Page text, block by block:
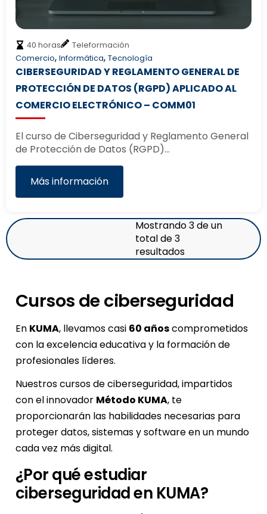
40 horas
Teleformación
Comercio, Informática, Tecnología
CIBERSEGURIDAD Y REGLAMENTO GENERAL DE
PROTECCIÓN DE DATOS (RGPD) APLICADO AL
COMERCIO ELECTRÓNICO – COMM01
El curso de Ciberseguridad y Reglamento General
de Protección de Datos (RGPD)…
Más información
Mostrando 3 de un
total de 3
resultados
Cursos de ciberseguridad
En KUMA, llevamos casi 60 añoscomprometidos
con la excelencia educativa y la formación de
profesionales líderes.
Nuestros cursos de ciberseguridad, impartidos
con el innovador Método KUMA, te
proporcionarán las habilidades necesarias para
proteger datos, sistemas y software en un mundo
cada vez más digital.
¿Por qué estudiar
ciberseguridad en KUMA?